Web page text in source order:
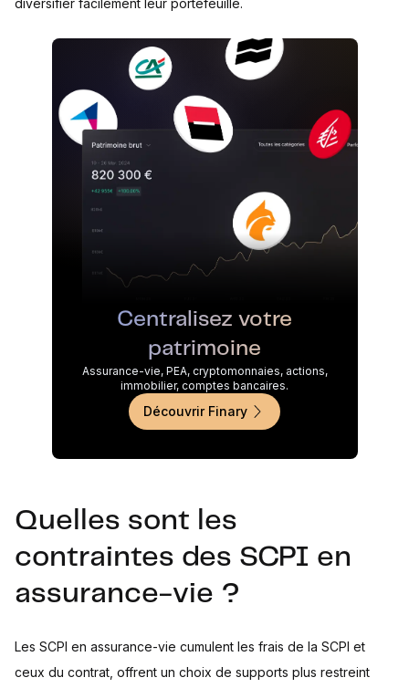
diversifier facilement leur portefeuille.
Centralisez votre
patrimoine
Assurance-vie, PEA, cryptomonnaies, actions,
immobilier, comptes bancaires.
Découvrir Finary
Quelles sont les
contraintes des SCPI en
assurance-vie ?
Les SCPI en assurance-vie cumulent les frais de la SCPI et
ceux du contrat, offrent un choix de supports plus restreint